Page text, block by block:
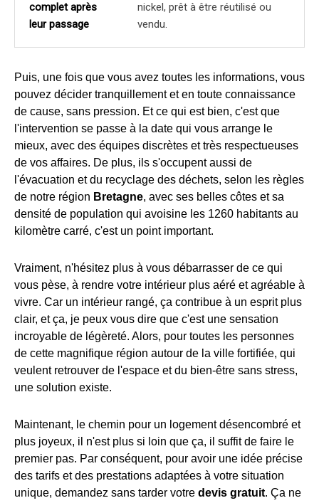
complet après
leur passage
nickel, prêt à être réutilisé ou
vendu.
Puis, une fois que vous avez toutes les informations, vous
pouvez décider tranquillement et en toute connaissance
de cause, sans pression. Et ce qui est bien, c'est que
l'intervention se passe à la date qui vous arrange le
mieux, avec des équipes discrètes et très respectueuses
de vos affaires. De plus, ils s'occupent aussi de
l'évacuation et du recyclage des déchets, selon les règles
de notre région Bretagne, avec ses belles côtes et sa
densité de population qui avoisine les 1260 habitants au
kilomètre carré, c'est un point important.
Vraiment, n'hésitez plus à vous débarrasser de ce qui
vous pèse, à rendre votre intérieur plus aéré et agréable à
vivre. Car un intérieur rangé, ça contribue à un esprit plus
clair, et ça, je peux vous dire que c'est une sensation
incroyable de légèreté. Alors, pour toutes les personnes
de cette magnifique région autour de la ville fortifiée, qui
veulent retrouver de l'espace et du bien-être sans stress,
une solution existe.
Maintenant, le chemin pour un logement désencombré et
plus joyeux, il n'est plus si loin que ça, il suffit de faire le
premier pas. Par conséquent, pour avoir une idée précise
des tarifs et des prestations adaptées à votre situation
unique, demandez sans tarder votre devis gratuit. Ça ne